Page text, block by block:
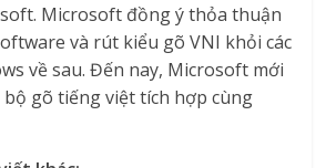
Microsoft đồng ý thỏa thuận
và rút kiểu gõ VNI khỏi các
về sau. Đến nay, Microsoft mới
gõ tiếng việt tích hợp cùng